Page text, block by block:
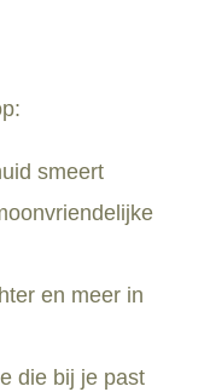
smeert
en meer in
die bij je past